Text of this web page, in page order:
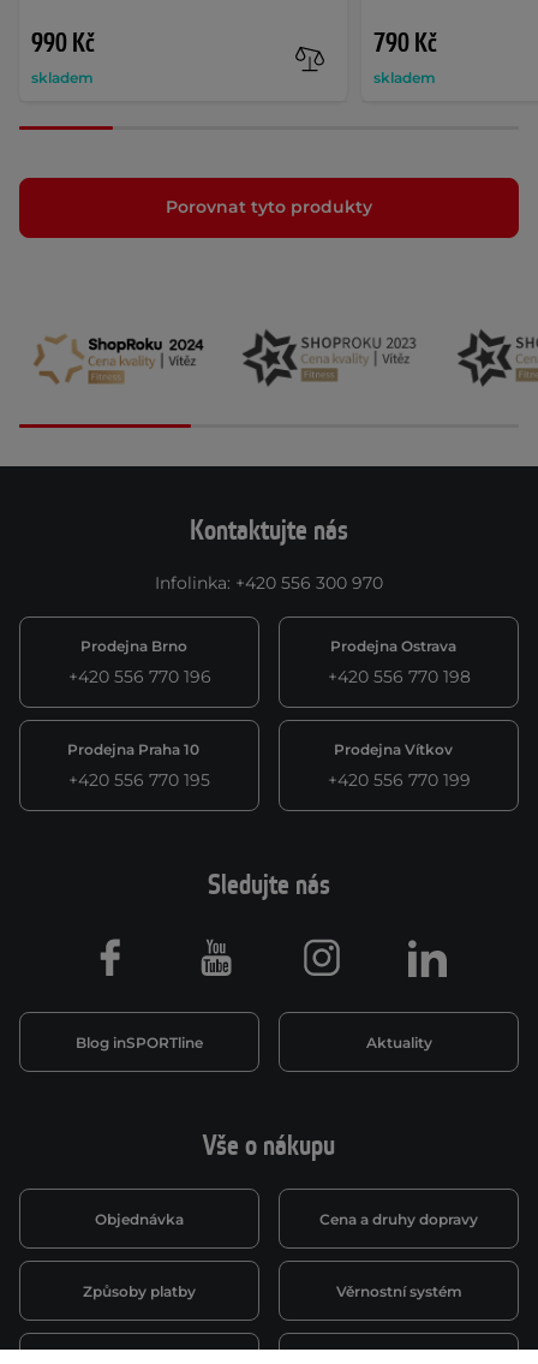
990 Kč
skladem
790 Kč
skladem
Porovnat tyto produkty
Kontaktujte nás
Infolinka: +420 556 300 970
Prodejna Brno
+420 556 770 196
Prodejna Ostrava
+420 556 770 198
Prodejna Praha 10
+420 556 770 195
Prodejna Vítkov
+420 556 770 199
Vše o nákupu
Objednávka Cena a druhy dopravy
Způsoby platby Věrnostní systém
Sledujte nás
Blog inSPORTline Aktuality
Facebook Youtube Instagram LinkedIn